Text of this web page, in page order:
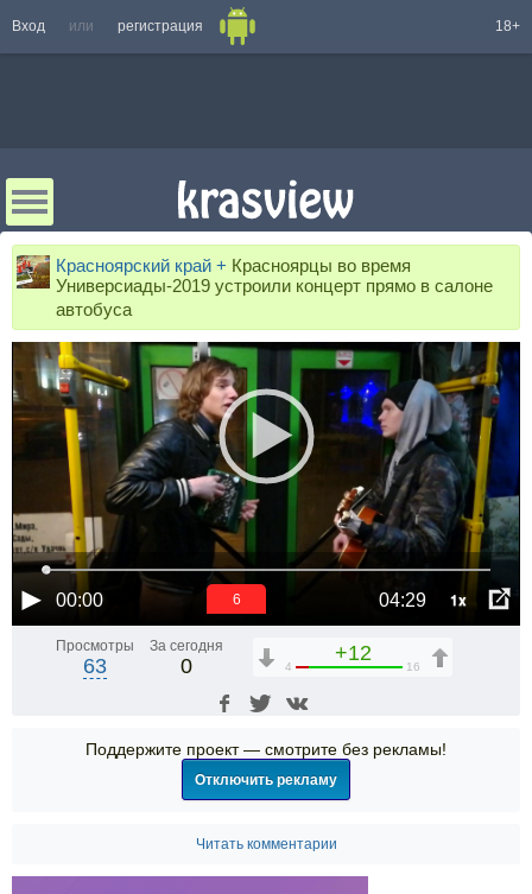
Вход или регистрация 18+
Красноярский край + Красноярцы во время
Универсиады-2019 устроили концерт прямо в салоне
автобуса
00:00 04:29 1x
5
Просмотры
63
За сегодня
0
+12
4 16
Поддержите проект — смотрите без рекламы!
Отключить рекламу
Читать комментарии